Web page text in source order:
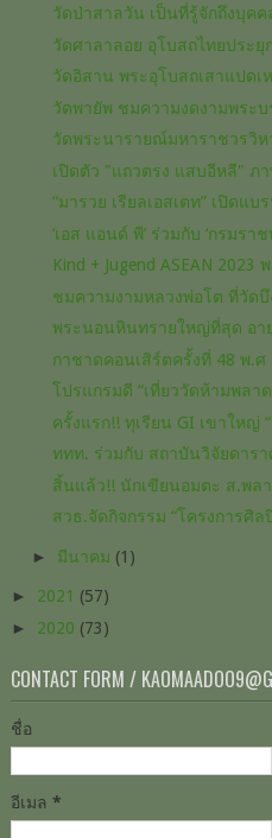
วัดป่าสาลวัน เป็นที่รู้จักถึงบุค
วัดศาลาลอย อุโบสถไทยประยุ
วัดอิสาน พระอุโบสถเสาแปด
วัดพายัพ ชมความงดงามพระ
วัดพระนารายณ์มหาราชวรวิห
เปิดตัว​ "แถวตรง​ แสบ​อีหลี" ภ
“มารวย เรียลเอสเตท” เปิดแ
‘เอส แอนด์ พี’ ร่วมกับ ‘กรมรา
Kind + Jugend ASEAN
ชมความงามหลวงพ่อโต​ ที่วัด
พระนอน​หินทราย​ใหญ่​ที่สุด​ อา
กาชาดคอนเสิร์ตครั้งที่ 48 พ.ศ
โปรแกรมดี “เที่ยววัดห้ามพลา
ครั้งแรก!! ทุเรียน GI เขาใหญ่
ททท. ร่วมกับ สถาบันวิจัยดาร
สิ้นแล้ว!! นักเขียน​อมตะ​ ส.พล
สวธ.จัดกิจกรรม “โครงการศิ
► มีนาคม (1)
► 2021 (57)
► 2020 (73)
CONTACT FORM /
ชื่อ
อีเมล *